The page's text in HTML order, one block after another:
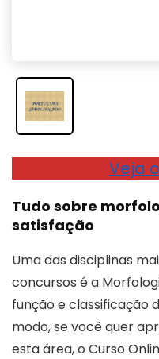
Veja
Tudo sobre
satisfação
Uma das disciplinas
concursos é a
função e classificação
modo, se você quer
esta área, o Curso